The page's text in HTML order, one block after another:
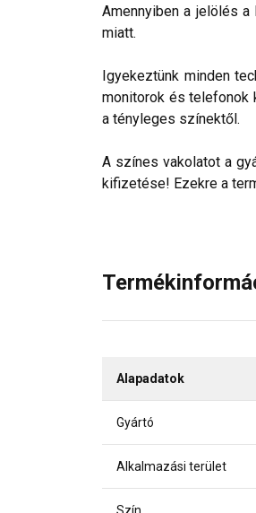
Amennyiben a jelölés
miatt.
Igyekeztünk minden
monitorok és telefonok
a tényleges színektől.
A színes vakolatot a
kifizetése! Ezekre a
Alapadatok
Gyártó
Alkalmazási terület